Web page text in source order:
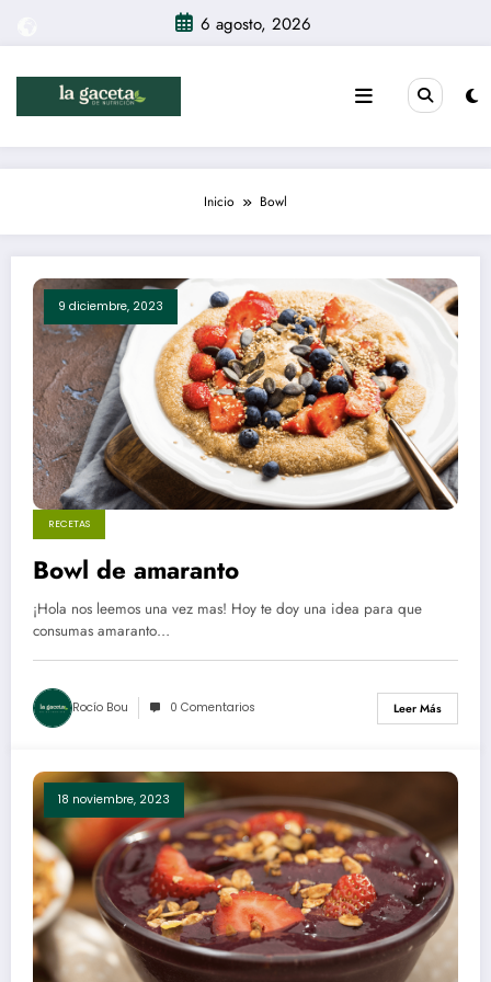
contenido
6 agosto, 2026
Inicio Bowl
9 diciembre, 2023
RECETAS
Bowl de amaranto
¡Hola nos leemos una vez mas! Hoy te doy una idea para que
consumas amaranto…
Rocío Bou 0 Comentarios Leer Más
18 noviembre, 2023